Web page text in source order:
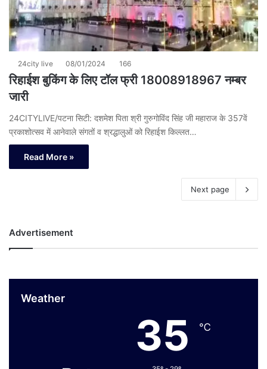
24city live 08/01/2024 166
रिहाईश बुकिंग के लिए टॉल फ्री 18008918967 नम्बर
जारी
24CITYLlVE/पटना सिटी: दशमेश पिता श्री गुरुगोविंद सिंह जी महाराज के 357वें
प्रकाशोत्सव में आनेवाले संगतों व श्रद्धालुओं को रिहाईश किल्लत…
Read More »
Next page
Advertisement
Weather
35 ℃